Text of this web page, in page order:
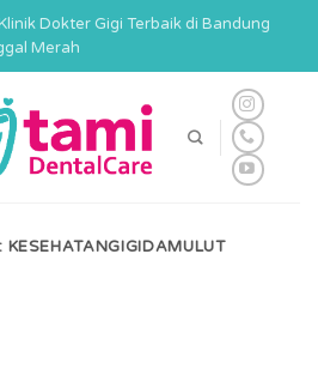
Dokter Gigi Terbaik di Bandung
Merah
KESEHATANGIGIDAMULUT